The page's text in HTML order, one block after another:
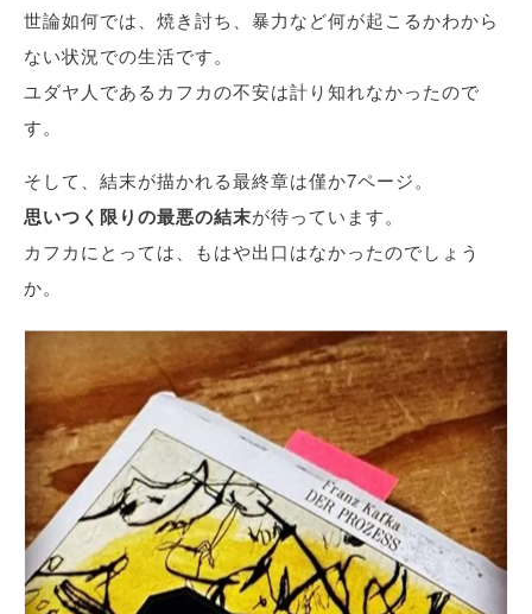
世論如何では、焼き討ち、暴力など何が起こるかわから
ない状況での生活です。
ユダヤ人であるカフカの不安は計り知れなかったので
す。
そして、結末が描かれる最終章は僅か7ページ。
思いつく限りの最悪の結末が待っています。
カフカにとっては、もはや出口はなかったのでしょう
か。